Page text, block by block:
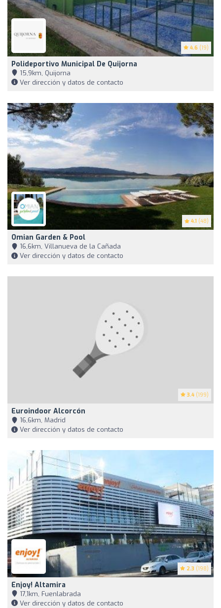
4.6 (19)
Polideportivo Municipal De Quijorna
15,9km, Quijorna
Ver dirección y datos de contacto
4.1 (48)
Omian Garden & Pool
16,6km, Villanueva de la Cañada
Ver dirección y datos de contacto
3.4 (199)
Euroindoor Alcorcón
16,6km, Madrid
Ver dirección y datos de contacto
2.3 (198)
Enjoy! Altamira
17,1km, Fuenlabrada
Ver dirección y datos de contacto